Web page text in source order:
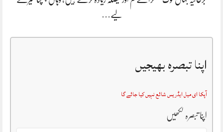
لیے…
اپنا تبصرہ بھیجیں
آپکا ای میل ایڈریس شائع نہیں کیا جائے گا
اپنا تبصرہ لکھیں